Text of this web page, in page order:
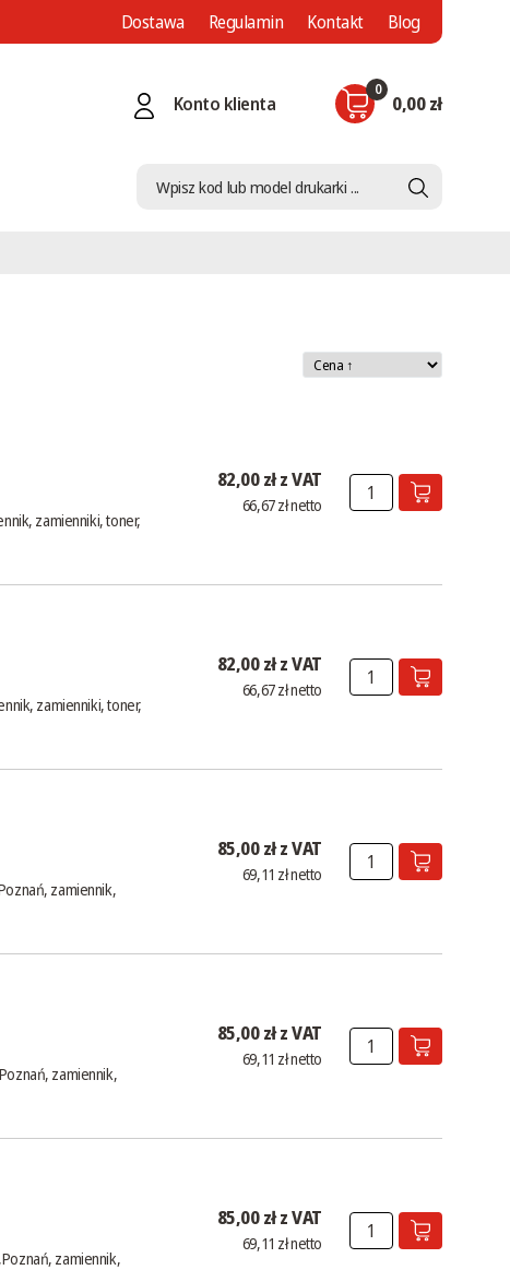
Dostawa Regulamin Kontakt Blog
Konto klienta
0
0,00 zł
zamienniki, toner,
82,00 zł z VAT
66,67 zł netto
zamienniki, toner,
82,00 zł z VAT
66,67 zł netto
zamiennik,
85,00 zł z VAT
69,11 zł netto
zamiennik,
85,00 zł z VAT
69,11 zł netto
zamiennik,
85,00 zł z VAT
69,11 zł netto